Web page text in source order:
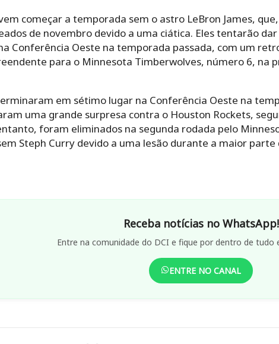
começar a temporada sem o astro LeBron James,
de novembro devido a uma ciática. Eles tentarão
Conferência Oeste na temporada passada, com um
para o Minnesota Timberwolves, número 6, na
em sétimo lugar na Conferência Oeste na
uma grande surpresa contra o Houston Rockets,
foram eliminados na segunda rodada pelo
Steph Curry devido a uma lesão durante a maior parte
Receba notícias no WhatsApp!
Entre na comunidade do DCI e fique por dentro de tudo
ENTRE NO CANAL